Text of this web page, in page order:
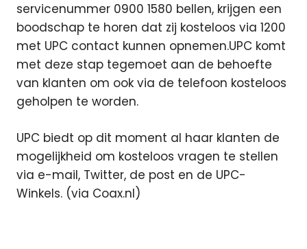
servicenummer 0900 1580 bellen, krijgen een
boodschap te horen dat zij kosteloos via 1200
met UPC contact kunnen opnemen.UPC komt
met deze stap tegemoet aan de behoefte
van klanten om ook via de telefoon kosteloos
geholpen te worden.
UPC biedt op dit moment al haar klanten de
mogelijkheid om kosteloos vragen te stellen
via e-mail, Twitter, de post en de UPC-
Winkels. (via Coax.nl)